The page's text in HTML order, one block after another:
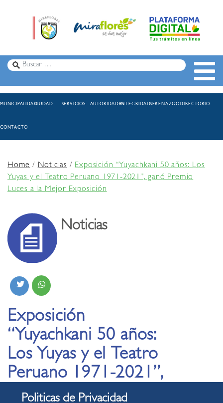
MUNICIPALIDADCIUDAD SERVICIOS AUTORIDADESINTEGRIDADSERENAZGODIRECTORIO
CONTACTO
Home/Noticias /Exposición “Yuyachkani 50 años: Los
Yuyas y el Teatro Peruano 1971-2021”, ganó Premio
Luces a la Mejor Exposición
Noticias
Exposición
“Yuyachkani 50 años:
Los Yuyas y el Teatro
Peruano 1971-2021”,
ganó Premio Luces a la